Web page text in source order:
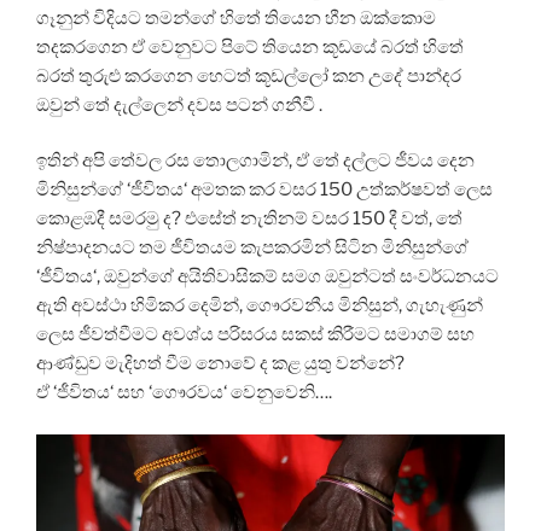
ගෑනුන් විදියට තමන්ගේ හිතේ තියෙන හීන ඔක්කොම
තදකරගෙන ඒ වෙනුවට පිටේ තියෙන කූඩයේ බරත් හිතේ
බරත් තුරුළු කරගෙන හෙටත් කූඩල්ලෝ කන උදේ පාන්දර
ඔවුන් තේ දැල්ලෙන් දවස පටන් ගනීවී .
ඉතින් අපි තේවල රස තොලගාමින්, ඒ තේ දල්ලට ජීවය දෙන
මිනිසුන්ගේ ‘ජීවිතය‘ අමතක කර වසර 150 උත්කර්ෂවත් ලෙස
කොළඹදී සමරමු ද? එසේත් නැතිනම් වසර 150 දී වත්, තේ
නිෂ්පාදනයට තම ජීවිතයම කැපකරමින් සිටින මිනිසුන්ගේ
‘ජීවිතය‘, ඔවුන්ගේ අයිතිවාසිකම් සමග ඔවුන්ටත් සංවර්ධනයට
ඇති අවස්ථා හිමිකර දෙමින්, ගෞරවනීය මිනිසුන්, ගැහැණුන්
ලෙස ජීවත්වීමට අවශ්ය පරිසරය සකස් කිරීමට සමාගම් සහ
ආණ්ඩුව මැදිහත් වීම නොවේ ද කළ යුතු වන්නේ?
ඒ ‘ජීවිතය‘ සහ ‘ගෞරවය‘ වෙනුවෙනි….